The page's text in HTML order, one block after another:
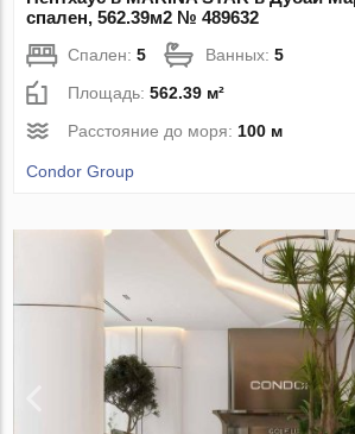
спален, 562.39м2 № 489632
Спален:5 Ванных:5
Площадь:562.39 м²
Расстояние до моря: 100 м
Condor Group